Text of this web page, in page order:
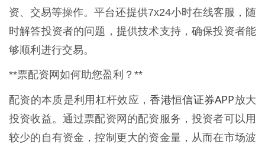
资、交易等操作。平台还提供7x24小时在线客服，随
时解答投资者的问题，提供技术支持，确保投资者能
够顺利进行交易。
**票配资网如何助您盈利？**
配资的本质是利用杠杆效应，香港恒信证券APP放大
投资收益。通过票配资网的配资服务，投资者可以用
较少的自有资金，控制更大的资金量，从而在市场波